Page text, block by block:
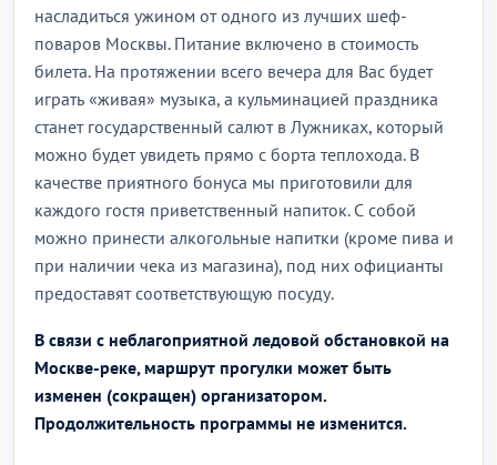
насладиться ужином от одного из лучших шеф-
поваров Москвы. Питание включено в стоимость
билета. На протяжении всего вечера для Вас будет
играть «живая» музыка, а кульминацией праздника
станет государственный салют в Лужниках, который
можно будет увидеть прямо с борта теплохода. В
качестве приятного бонуса мы приготовили для
каждого гостя приветственный напиток. С собой
можно принести алкогольные напитки (кроме пива и
при наличии чека из магазина), под них официанты
предоставят соответствующую посуду.
В связи с неблагоприятной ледовой обстановкой на
Москве-реке, маршрут прогулки может быть
изменен (сокращен) организатором.
Продолжительность программы не изменится.